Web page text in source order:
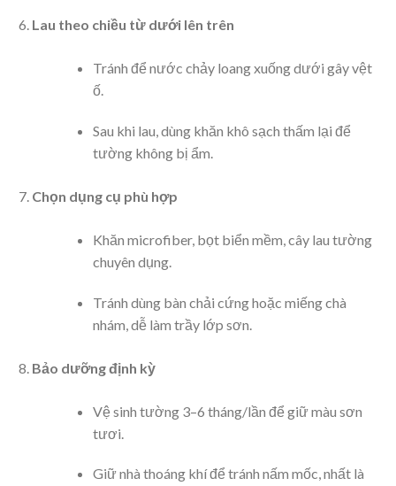
Lau theo chiều từ dưới lên trên
Tránh để nước chảy loang xuống dưới gây vệt
ố.
Sau khi lau, dùng khăn khô sạch thấm lại để
tường không bị ẩm.
Chọn dụng cụ phù hợp
Khăn microfiber, bọt biển mềm, cây lau tường
chuyên dụng.
Tránh dùng bàn chải cứng hoặc miếng chà
nhám, dễ làm trầy lớp sơn.
Bảo dưỡng định kỳ
Vệ sinh tường 3–6 tháng/lần để giữ màu sơn
tươi.
Giữ nhà thoáng khí để tránh nấm mốc, nhất là